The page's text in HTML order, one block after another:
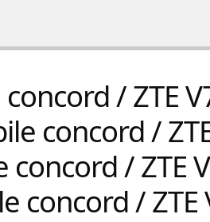
/ ZTE
concord /
/ ZTE
concord / ZTE